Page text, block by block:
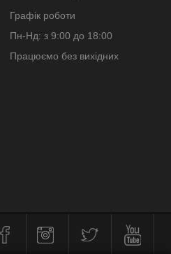
Графік роботи
Пн-Нд: з 9:00 до 18:00
Працюємо без вихідних